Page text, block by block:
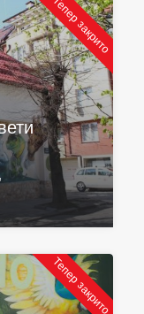
Тепер закрито
Тепер закрито